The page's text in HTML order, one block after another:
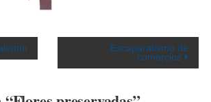
Escaparatismo de
comercios